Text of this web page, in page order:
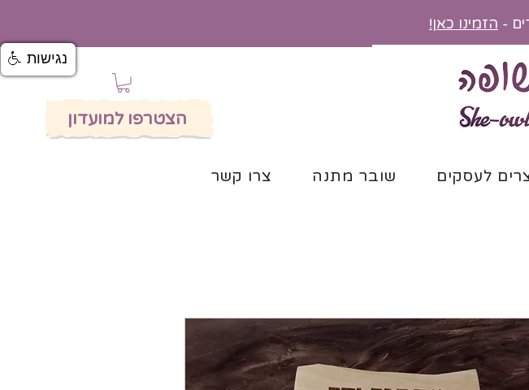
- הזמינו כאן!
הצטרפו למועדון
לעסקים שובר מתנה צרו קשר
נגישות